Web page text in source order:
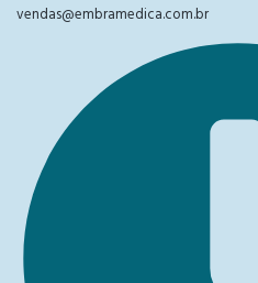
vendas@embramedica.com.br